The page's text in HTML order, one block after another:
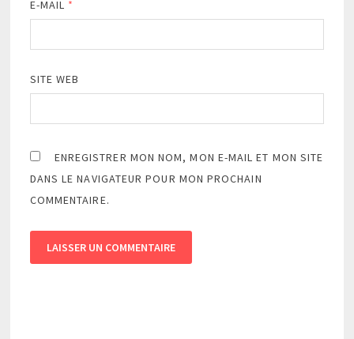
E-MAIL *
SITE WEB
ENREGISTRER MON NOM, MON E-MAIL ET MON SITE
DANS LE NAVIGATEUR POUR MON PROCHAIN
COMMENTAIRE.